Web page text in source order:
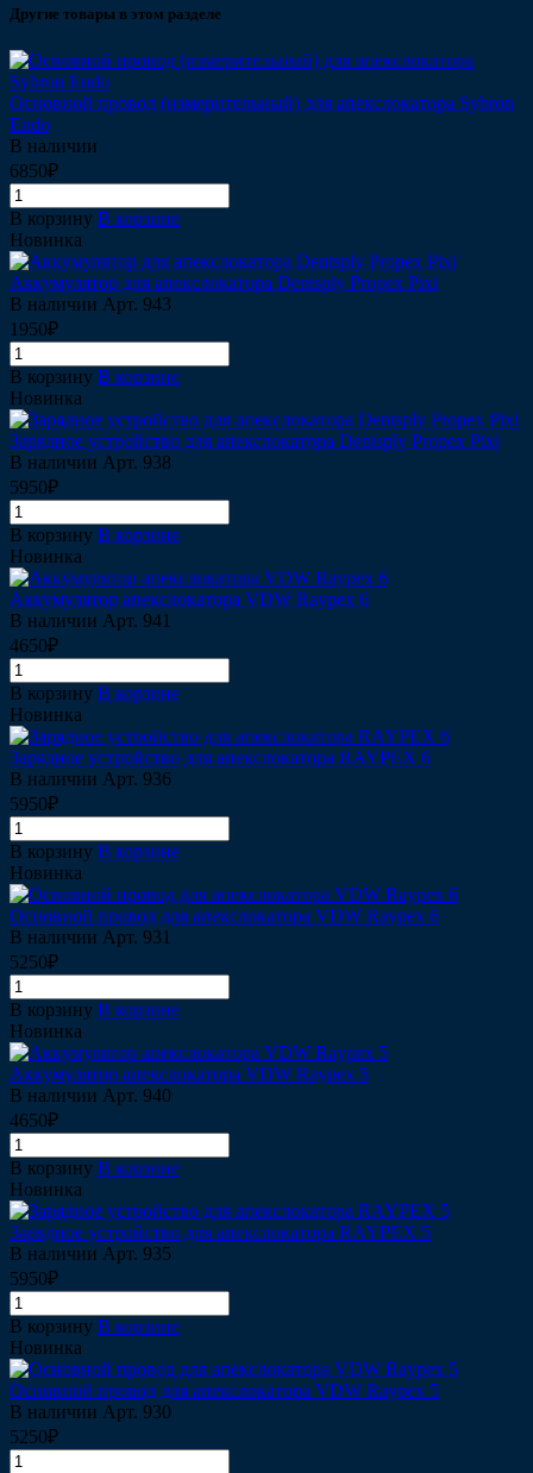
Другие товары в этом разделе
Основной провод (измерительный) для апекслокатора Sybron
Endo
В наличии
6850₽
В корзину В корзине
Новинка
Аккумулятор для апекслокатора Dentsply Propex Pixi
В наличии Арт. 943
1950₽
В корзину В корзине
Новинка
Зарядное устройство для апекслокатора Dentsply Propex Pixi
В наличии Арт. 938
5950₽
В корзину В корзине
Новинка
Аккумулятор апекслокатора VDW Raypex 6
В наличии Арт. 941
4650₽
В корзину В корзине
Новинка
Зарядное устройство для апекслокатора RAYPEX 6
В наличии Арт. 936
5950₽
В корзину В корзине
Новинка
Основной провод для апекслокатора VDW Raypex 6
В наличии Арт. 931
5250₽
В корзину В корзине
Новинка
Аккумулятор апекслокатора VDW Raypex 5
В наличии Арт. 940
4650₽
В корзину В корзине
Новинка
Зарядное устройство для апекслокатора RAYPEX 5
В наличии Арт. 935
5950₽
В корзину В корзине
Новинка
Основной провод для апекслокатора VDW Raypex 5
В наличии Арт. 930
5250₽